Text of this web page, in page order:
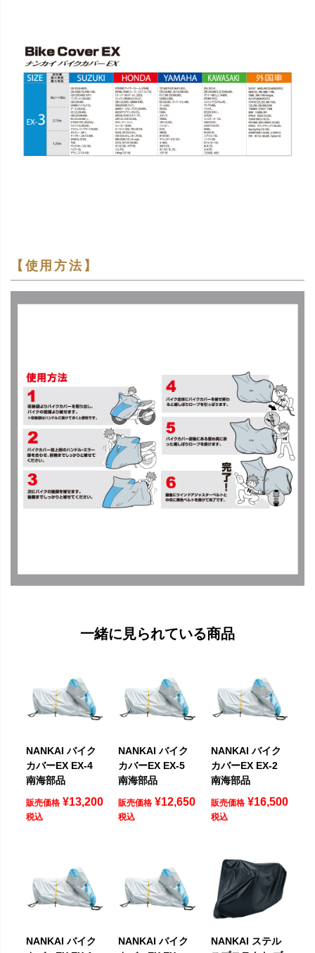
【使用方法】
一緒に見られている商品
NANKAI バイク
カバーEX EX-4
南海部品
販売価格 ¥13,200
税込
NANKAI バイク
カバーEX EX-5
南海部品
販売価格 ¥12,650
税込
NANKAI バイク
カバーEX EX-2
南海部品
販売価格 ¥16,500
税込
NANKAI バイク
NANKAI バイク
NANKAI ステル